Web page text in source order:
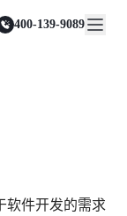
400-139-9089
软件开发的需求